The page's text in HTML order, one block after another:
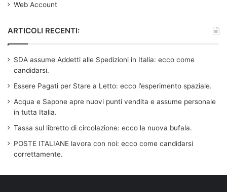
Web Account
ARTICOLI RECENTI:
SDA assume Addetti alle Spedizioni in Italia: ecco come
candidarsi.
Essere Pagati per Stare a Letto: ecco l’esperimento spaziale.
Acqua e Sapone apre nuovi punti vendita e assume personale
in tutta Italia.
Tassa sul libretto di circolazione: ecco la nuova bufala.
POSTE ITALIANE lavora con noi: ecco come candidarsi
correttamente.